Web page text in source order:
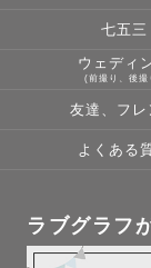
🌟写真への思い
七五三
ウェディ
(前撮り、後撮
友達、フレ
よくある
ラブグラフ